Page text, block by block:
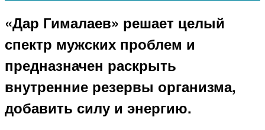
«Дар Гималаев» решает целый
спектр мужских проблем и
предназначен раскрыть
внутренние резервы организма,
добавить силу и энергию.